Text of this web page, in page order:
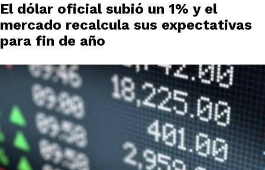
El dólar oficial subió un 1% y el
mercado recalcula sus expectativas
para fin de año